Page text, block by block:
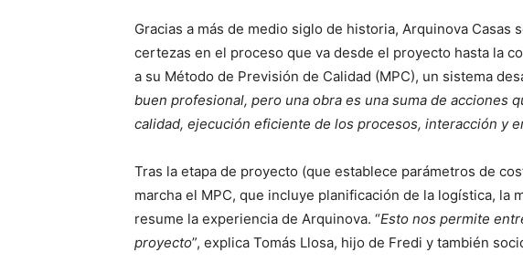
Gracias a más de medio siglo de historia, Arquinova
certezas en el proceso que va desde el proyecto hasta la
a su Método de Previsión de Calidad (MPC), un sistema
buen profesional, pero una obra es una suma de acciones
calidad, ejecución eficiente de los procesos, interacción y
Tras la etapa de proyecto (que establece parámetros de
marcha el MPC, que incluye planificación de la logística,
resume la experiencia de Arquinova. “Esto nos permite
proyecto”, explica Tomás Llosa, hijo de Fredi y también